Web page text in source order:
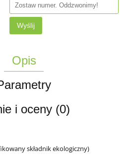
Wyślij
Opis
i oceny (0)
składnik ekologiczny)